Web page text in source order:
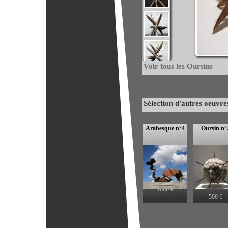
Sélection d'autres
Sélection d'autres
Voir tous les Oursins
Oursin
500 €
Oursin n°6
Arabesque n°4
1000 €